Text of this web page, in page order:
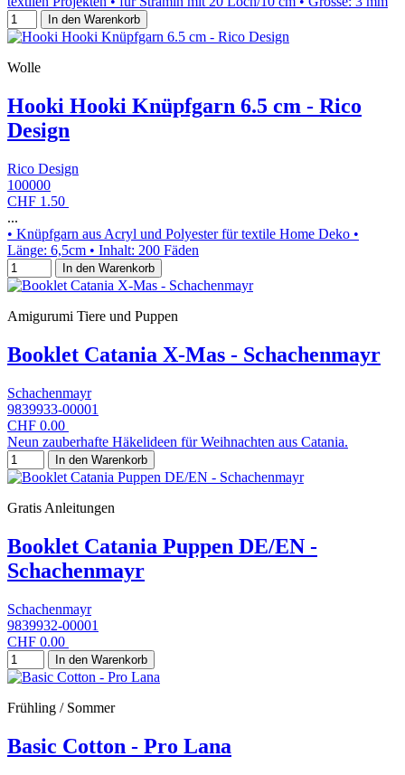
In den Warenkorb
Wolle
Hooki Hooki Knüpfgarn 6.5 cm - Rico
Design
Rico Design
100000
CHF 1.50
...
• Knüpfgarn aus Acryl und Polyester für textile Home Deko •
Länge: 6,5cm • Inhalt: 200 Fäden
In den Warenkorb
Amigurumi Tiere und Puppen
Booklet Catania X-Mas - Schachenmayr
Schachenmayr
9839933-00001
CHF 0.00
Neun zauberhafte Häkelideen für Weihnachten aus Catania.
In den Warenkorb
Gratis Anleitungen
Booklet Catania Puppen DE/EN -
Schachenmayr
Schachenmayr
9839932-00001
CHF 0.00
In den Warenkorb
Frühling / Sommer
Basic Cotton - Pro Lana